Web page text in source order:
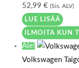
52,99 € (Sis. ALV)
LUE LISÄÄ
ILMOITA KUN
Ale!
Volkswagen